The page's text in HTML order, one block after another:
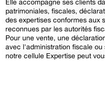
Elle accompagne ses clients
patrimoniales, fiscales,
des expertises conformes aux
reconnues par les autorités
Pour une vente, une
avec l'administration fiscale
notre cellule Expertise peut